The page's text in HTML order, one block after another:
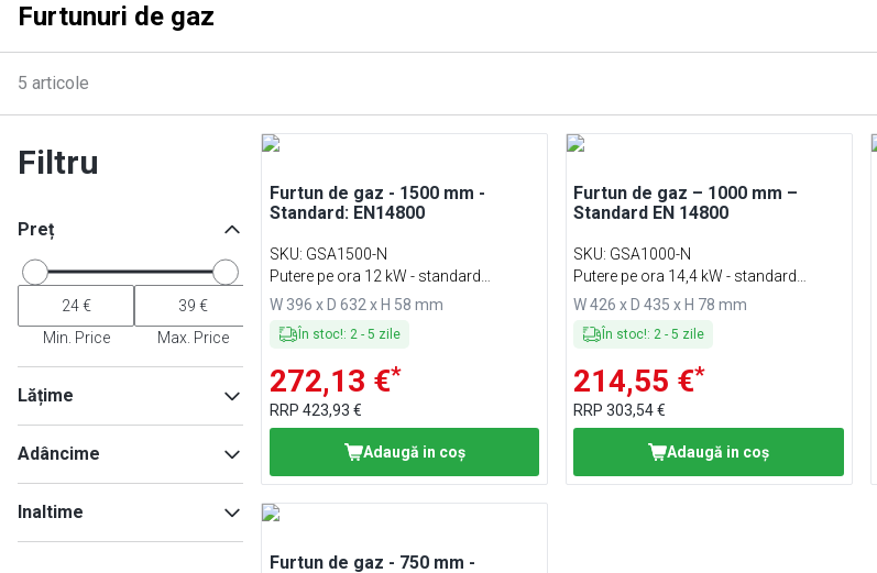
Furtunuri de gaz
5 articole
Filtru
Preț
Min. Price Max. Price
Lățime
Adâncime
Inaltime
Furtun de gaz - 1500 mm -
Standard: EN14800
SKU: GSA1500-N
Putere pe ora 12 kW - standard
EN14800
W 396 x D 632 x H 58 mm
În stoc!: 2- 5 zile
272,13 €*
RRP 423,93 €
Adaugă in coş
Furtun de gaz – 1000 mm –
Standard EN 14800
SKU: GSA1000-N
Putere pe ora 14,4 kW - standard
EN14800
W 426 x D 435 x H 78 mm
În stoc!: 2 -5 zile
214,55 €*
RRP303,54 €
Adaugă in coş
Furtun de gaz - 750 mm -